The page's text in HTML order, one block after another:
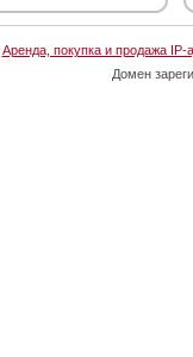
Аренда, покупка и продажа IP-
Домен